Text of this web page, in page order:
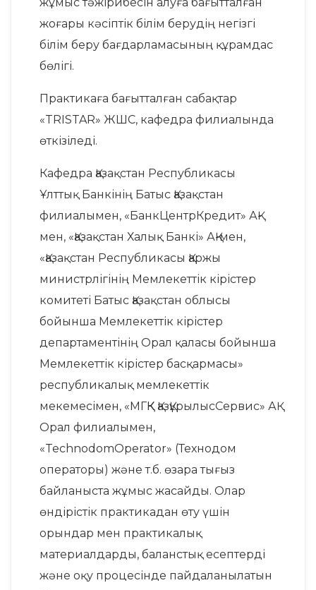
жұмыс тәжірибесін алуға бағытталған
жоғары кәсіптік білім берудің негізгі
білім беру бағдарламасының құрамдас
бөлігі.
Практикаға бағытталған сабақтар
«TRISTAR» ЖШС, кафедра филиалында
өткізіледі.
Кафедра Қазақстан Республикасы
Ұлттық Банкінің Батыс Қазақстан
филиалымен, «БанкЦентрКредит» АҚ-
мен, «Қазақстан Халық Банкі» АҚ-мен,
«Қазақстан Республикасы Қаржы
министрлігінің Мемлекеттік кірістер
комитеті Батыс Қазақстан облысы
бойынша Мемлекеттік кірістер
департаментінің Орал қаласы бойынша
Мемлекеттік кірістер басқармасы»
республикалық мемлекеттік
мекемесімен, «МГҚК ҚазҚұрылысСервис» АҚ
Орал филиалымен,
«TechnodomOperator» (Технодом
операторы) және т.б. өзара тығыз
байланыста жұмыс жасайды. Олар
өндірістік практикадан өту үшін
орындар мен практикалық
материалдарды, баланстық есептерді
және оқу процесінде пайдаланылатын